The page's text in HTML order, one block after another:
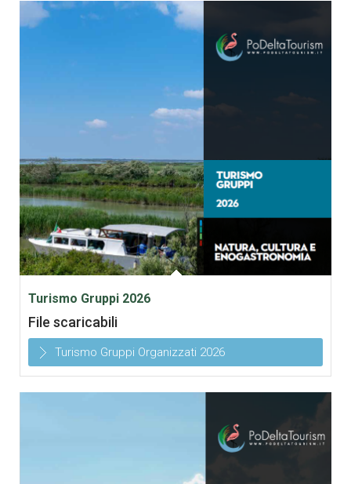
Turismo Gruppi 2026
File scaricabili
Turismo Gruppi Organizzati 2026